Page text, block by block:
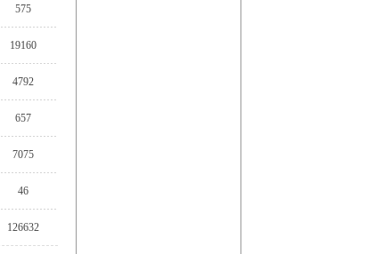
575
19160
4792
657
7075
46
126632